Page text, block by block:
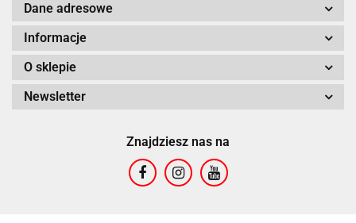
Dane adresowe
Informacje
O sklepie
Newsletter
Znajdziesz nas na